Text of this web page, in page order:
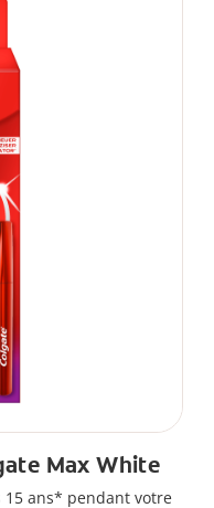
Max White
15 ans* pendant votre